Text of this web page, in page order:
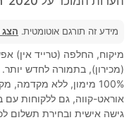
מידע זה תורגם אוטומטית. הצג
מיקוח, החלפה (טרייד אין)
(מכירון), בתמורה לחדש יותר.
אוראט-קווה, גם ללקוחות עם
גישה אישית ובחירת תשלום